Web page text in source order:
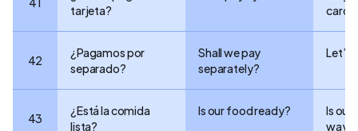
tarjeta?
42
¿Pagamos por
separado?
Shall we pay
separately?
Let’s
43
¿Está la comida
lista?
Is our food ready?
Is our
way?